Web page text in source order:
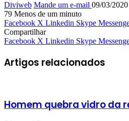
Diviweb Mande um e-mail 09/03/2020
79 Menos de um minuto
Facebook X Linkedin Skype
Compartilhar
Facebook X Linkedin Skype
Artigos relacionados
Homem quebra vidro da